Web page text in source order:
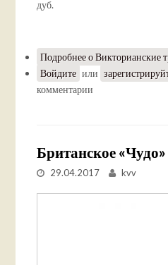
дуб.
Подробнеео Викторианские
Войдите или
комментарии
Британское «Чудо»
29.04.2017 kvv